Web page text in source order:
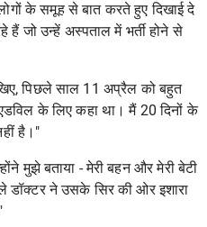
के समूह से बात करते हुए दिखाई दे
हैं जो उन्हें अस्पताल में भर्ती होने से
पिछले साल 11 अप्रैल को बहुत
के लिए कहा था। मैं 20 दिनों के
है।"
मुझे बताया - मेरी बहन और मेरी बेटी
ने उसके सिर की ओर इशारा